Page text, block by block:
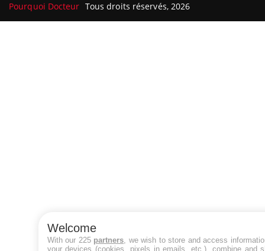
Pourquoi Docteur Tous droits réservés, 2026
Welcome
With our 225 partners , we wish to store and access
your devices (cookies, pixels in emails, etc.), combine and